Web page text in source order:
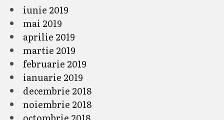
iunie 2019
mai 2019
aprilie 2019
martie 2019
februarie 2019
ianuarie 2019
decembrie 2018
noiembrie 2018